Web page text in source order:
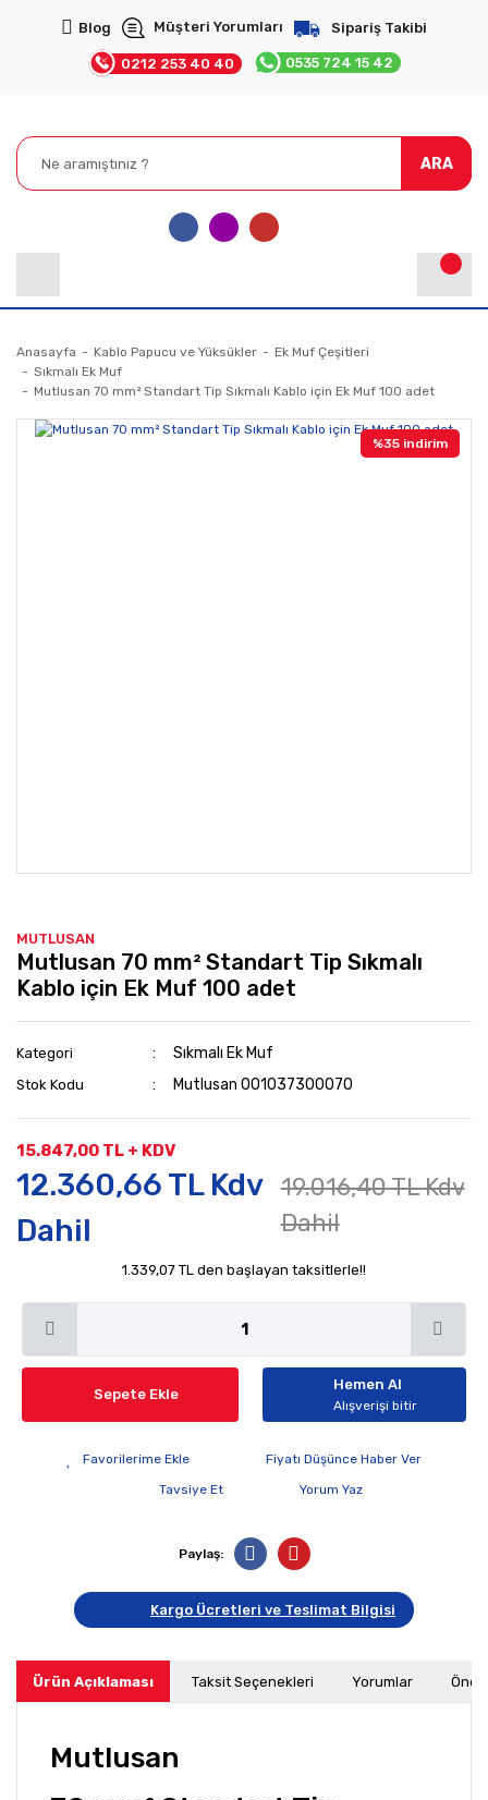
Blog Müşteri Yorumları Sipariş Takibi
0212 253 40 40 0535 724 15 42
ARA
Anasayfa Kablo Papucu ve Yüksükler
Ek Muf Çeşitleri
Sıkmalı Ek Muf
Mutlusan 70 mm² Standart Tip Sıkmalı Kablo için Ek Muf 100 adet
%35 indirim
MUTLUSAN
Mutlusan 70 mm² Standart Tip Sıkmalı
Kablo için Ek Muf 100 adet
Kategori Sıkmalı Ek Muf
Stok Kodu Mutlusan 001037300070
15.847,00 TL + KDV
12.360,66 TL Kdv
Dahil
19.016,40 TL Kdv
Dahil
1.339,07 TL den başlayan taksitlerle!!
Sepete Ekle
Hemen Al
Alışverişi bitir
Fiyatı Düşünce Haber Ver
Tavsiye Et
Yorum Yaz
Paylaş:
Kargo Ücretleri ve Teslimat Bilgisi
Ürün Açıklaması Taksit Seçenekleri Yorumlar
Mutlusan